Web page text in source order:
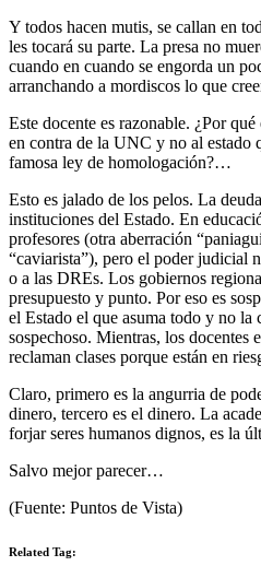
Y todos hacen mutis, se callan en
les tocará su parte. La presa no
cuando en cuando se engorda un
arranchando a mordiscos lo que
Este docente es razonable. ¿Por
en contra de la UNC y no al estado
famosa ley de homologación?…
Esto es jalado de los pelos. La
instituciones del Estado. En
profesores (otra aberración
“caviarista”), pero el poder judicial
o a las DREs. Los gobiernos
presupuesto y punto. Por eso es
el Estado el que asuma todo y no
sospechoso. Mientras, los docentes
reclaman clases porque están en
Claro, primero es la angurria de
dinero, tercero es el dinero. La
forjar seres humanos dignos, es la
Salvo mejor parecer…
(Fuente: Puntos de Vista)
Related Tag: